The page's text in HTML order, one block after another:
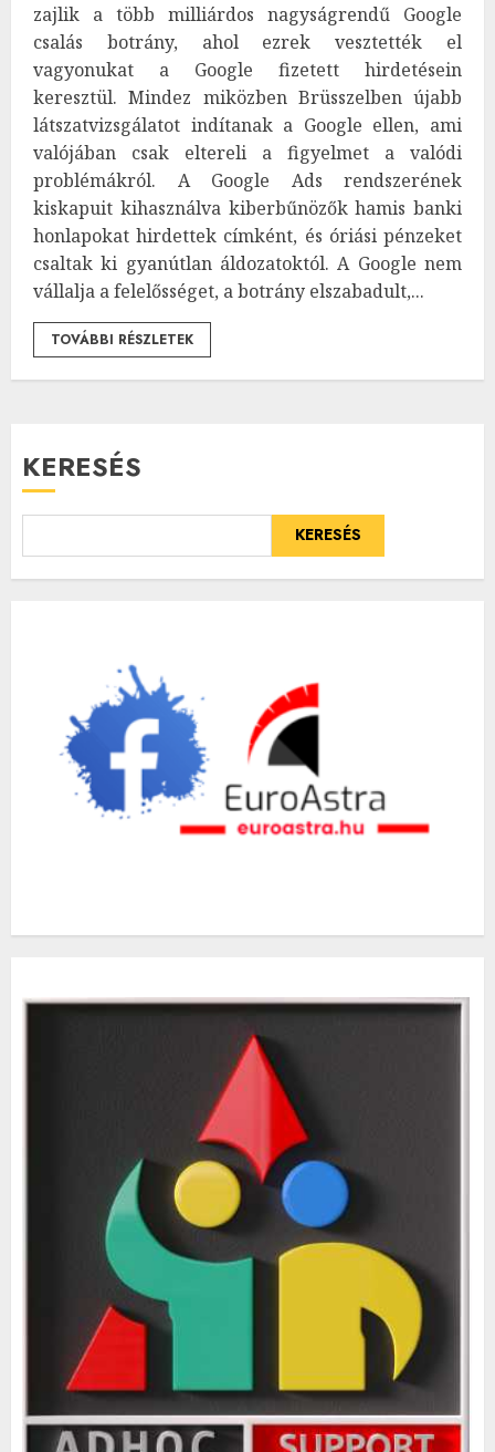
zajlik a több milliárdos nagyságrendű Google
csalás botrány, ahol ezrek vesztették el
vagyonukat a Google fizetett hirdetésein
keresztül. Mindez miközben Brüsszelben újabb
látszatvizsgálatot indítanak a Google ellen, ami
valójában csak eltereli a figyelmet a valódi
problémákról. A Google Ads rendszerének
kiskapuit kihasználva kiberbűnözők hamis banki
honlapokat hirdettek címként, és óriási pénzeket
csaltak ki gyanútlan áldozatoktól. A Google nem
vállalja a felelősséget, a botrány elszabadult,...
TOVÁBBI RÉSZLETEK
KERESÉS
KERESÉS